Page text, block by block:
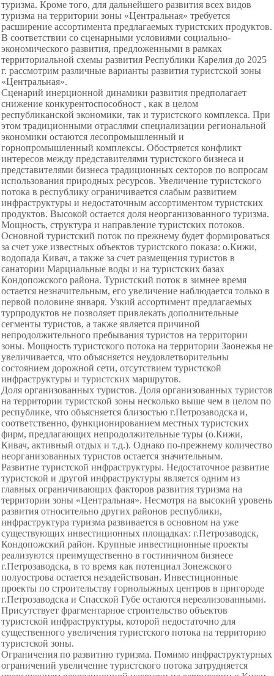
туризма. Кроме того, для дальнейшего развития всех видов
туризма на территории зоны «Центральная» требуется
расширение ассортимента предлагаемых туристских продуктов.
В соответствии со сценарными условиями социально-
экономического развития, предложенными в рамках
территориальной схемы развития Республики Карелия до 2025
г. рассмотрим различные варианты развития туристской зоны
«Центральная».
Сценарий инерционной динамики развития предполагает
снижение конкурентоспособност , как в целом
республиканской экономики, так и туристского комплекса. При
этом традиционными отраслями специализации региональной
экономики остаются лесопромышленный и
горнопромышленный комплексы. Обостряется конфликт
интересов между представителями туристского бизнеса и
представителями бизнеса традиционных секторов по вопросам
использования природных ресурсов. Увеличение туристского
потока в республику ограничивается слабым развитием
инфраструктуры и недостаточным ассортиментом туристских
продуктов. Высокой остается доля неорганизованного туризма.
Мощность, структура и направление туристских потоков.
Основной туристский поток по прежнему будет формироваться
за счет уже известных объектов туристского показа: о.Кижи,
водопада Кивач, а также за счет размещения туристов в
санатории Марциальные воды и на туристских базах
Кондопожского района. Туристский поток в зимнее время
остается незначительным, его увеличение наблюдается только в
первой половине января. Узкий ассортимент предлагаемых
турпродуктов не позволяет привлекать дополнительные
сегменты туристов, а также является причиной
непродолжительного пребывания туристов на территории
зоны. Мощность туристского потока на территории Заонежья не
увеличивается, что объясняется неудовлетворительны
состоянием дорожной сети, отсутствием туристской
инфраструктуры и туристских маршрутов.
Доля организованных туристов. Доля организованных туристов
на территории туристской зоны несколько выше чем в целом по
республике, что объясняется близостью г.Петрозаводска и,
соответственно, функционированием местных туристских
фирм, предлагающих непродолжительные туры (о.Кижи,
Кивач, активный отдых и т.д.). Однако по-прежнему количество
неорганизованных туристов остается значительным.
Развитие туристской инфраструктуры. Недостаточное развитие
туристской и другой инфраструктуры является одним из
главных ограничивающих факторов развития туризма на
территории зоны «Центральная». Несмотря на высокий уровень
развития относительно других районов республики,
инфраструктура туризма развивается в основном на уже
существующих инвестиционных площадках: г.Петрозаводск,
Кондопожский район. Крупные инвестиционные проекты
реализуются преимущественно в гостиничном бизнесе
г.Петрозаводска, в то время как потенциал Зонежского
полуострова остается незадействован. Инвестиционные
проекты по строительству горнолыжных центров в пригороде
г.Петрозаводска и Спасской Губе остаются нереализованными.
Присутствует фрагментарное строительство объектов
туристской инфраструктуры, которой недостаточно для
существенного увеличения туристского потока на территорию
туристской зоны.
Ограничения по развитию туризма. Помимо инфраструктурных
ограничений увеличение туристского потока затрудняется